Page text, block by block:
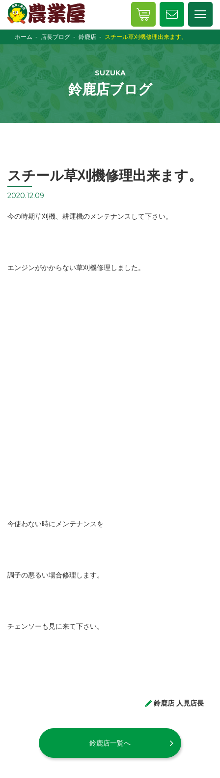
ホーム 店長ブログ 鈴鹿店 スチール草刈機修理出来ます。
SUZUKA
鈴鹿店ブログ
スチール草刈機修理出来ます。
2020.12.09
今の時期草刈機、耕運機のメンテナンスして下さい。
エンジンがかからない草刈機修理しました。
今使わない時にメンテナンスを
調子の悪るい場合修理します。
チェンソーも見に来て下さい。
鈴鹿店 人見店長
鈴鹿店一覧へ